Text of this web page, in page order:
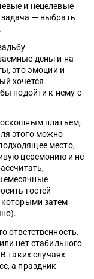
МФО
41
Банки
1134
Деньги
486
Ипотека
462
Кредитные
1632
Вклады
847
и нецелевые
— выбрать
деньги на
это эмоции и
хочется
подойти к нему с
платьем,
этого можно
место,
церемонию и не
гостей
которыми затем
ответственность.
нет стабильного
таких случаях
а праздник